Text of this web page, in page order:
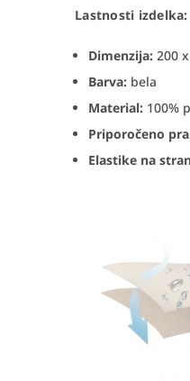
Lastnosti izdelka:
Dimenzija: 200
Barva: bela
Material: 100%
Priporočeno
Elastike na